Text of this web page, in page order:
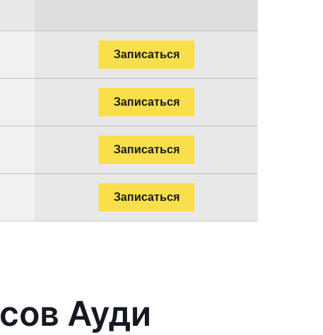
Записаться
Записаться
Записаться
Записаться
Ауди